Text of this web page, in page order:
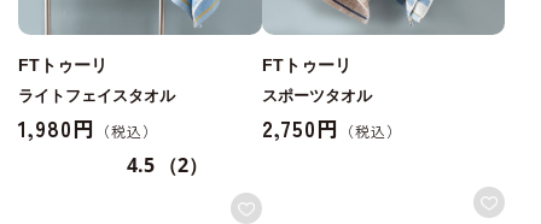
FTトゥーリ
ライトフェイスタオル
1,980円
4.5 （2）
FTトゥーリ
スポーツタオル
2,750円